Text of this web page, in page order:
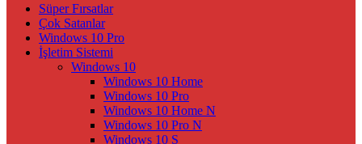
Süper Fırsatlar
Çok Satanlar
Windows 10 Pro
İşletim Sistemi
Windows 10
Windows 10 Home
Windows 10 Pro
Windows 10 Home N
Windows 10 Pro N
Windows 10 S